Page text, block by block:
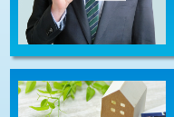
持込商品取付（混合水栓）
持込商品取付（浄水器・
給水管工事※（ホール加工